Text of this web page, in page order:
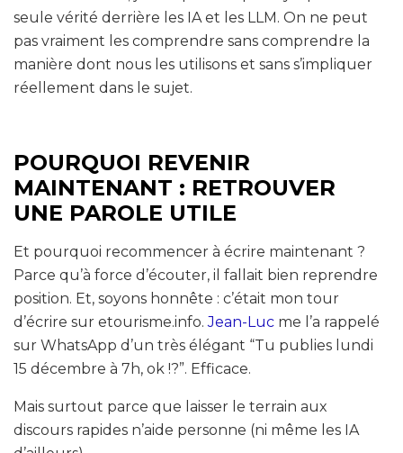
seule vérité derrière les IA et les LLM. On ne peut
pas vraiment les comprendre sans comprendre la
manière dont nous les utilisons et sans s’impliquer
réellement dans le sujet.
POURQUOI REVENIR
MAINTENANT : RETROUVER
UNE PAROLE UTILE
Et pourquoi recommencer à écrire maintenant ?
Parce qu’à force d’écouter, il fallait bien reprendre
position. Et, soyons honnête : c’était mon tour
d’écrire sur etourisme.info.Jean-Luc me l’a rappelé
sur WhatsApp d’un très élégant “Tu publies lundi
15 décembre à 7h, ok !?”. Efficace.
Mais surtout parce que laisser le terrain aux
discours rapides n’aide personne (ni même les IA